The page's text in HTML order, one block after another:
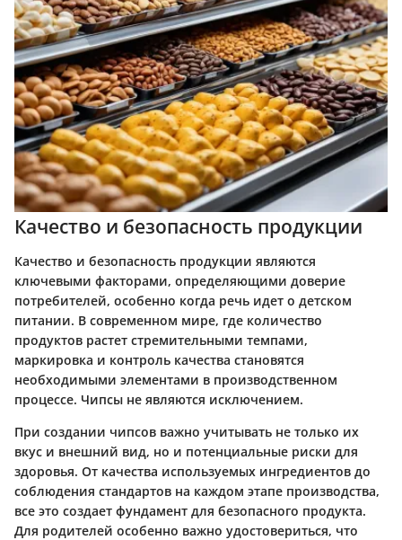
Качество и безопасность продукции
Качество и безопасность продукции являются
ключевыми факторами, определяющими доверие
потребителей, особенно когда речь идет о детском
питании. В современном мире, где количество
продуктов растет стремительными темпами,
маркировка и контроль качества становятся
необходимыми элементами в производственном
процессе. Чипсы не являются исключением.
При создании чипсов важно учитывать не только их
вкус и внешний вид, но и потенциальные риски для
здоровья. От качества используемых ингредиентов до
соблюдения стандартов на каждом этапе производства,
все это создает фундамент для безопасного продукта.
Для родителей особенно важно удостовериться, что